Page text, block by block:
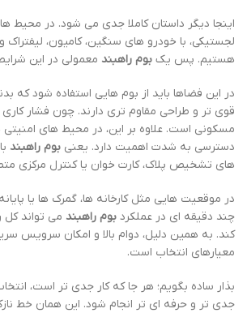
اینجا دیگر داستان کاملا جدی می شود. در محیط
لجستیکی، با خودرو های سنگین، کامیون، لیفتراک
هستیم. پس یک بوم راهبند معمولی در این
در این فضاها باید از بوم هایی استفاده شود که
قوی تر و طراحی مقاوم تری دارند. چون فشار کاری
مسکونی است. علاوه بر این، در محیط های
دسترسی به شدت اهمیت دارد. یعنی بوم راهبند
های تشخیص پلاک، کارت خوان یا کنترل مرکزی
در موقعیت هایی مثل کارخانه ها، گمرک ها یا
چند دقیقه ای در عملکرد بوم راهبند می تواند کل
کند. به همین دلیل، دوام بالا و امکان سرویس
معیارهای انتخاب است.
بذار ساده بگویم؛ هر جا که کار جدی تر است،
جدی تر و حرفه ای تر انجام شود. این همان خط